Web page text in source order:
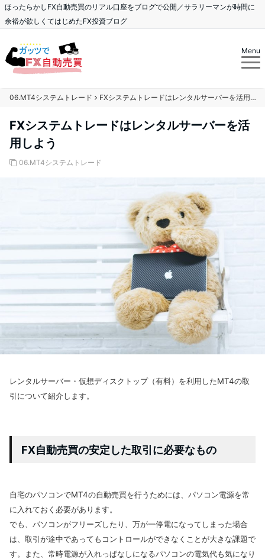
ほったらかしFX自動売買のリアル口座をブログで公開／サラリーマンが時間に
余裕が欲しくてはじめたFX投資ブログ
Menu
06.MT4システムトレード FXシステムトレードはレンタルサーバーを活用しよう
FXシステムトレードはレンタルサーバーを活
用しよう
06.MT4システムトレード
レンタルサーバー・仮想ディスクトップ（有料）を利用したMT4の取
引について紹介します。
FX自動売買の安定した取引に必要なもの
自宅のパソコンでMT4の自動売買を行うためには、パソコン電源を常
に入れておく必要があります。
でも、パソコンがフリーズしたり、万が一停電になってしまった場合
は、取引が途中であってもコントロールができなくことが大きな課題で
す。また、常時電源が入れっぱなしになるパソコンの電気代も気になり